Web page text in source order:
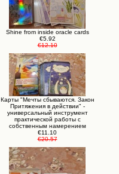
Shine from inside oracle cards
€5.92
€12.10
Карты "Мечты сбываются. Закон
Притяжения в действии" -
универсальный инструмент
практической работы с
собственным намерением
€11.10
€20.57